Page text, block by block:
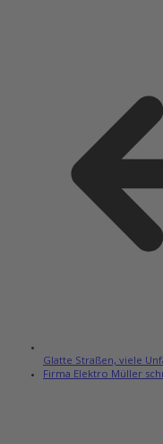
Glatte Straßen, viele
Firma Elektro Müller